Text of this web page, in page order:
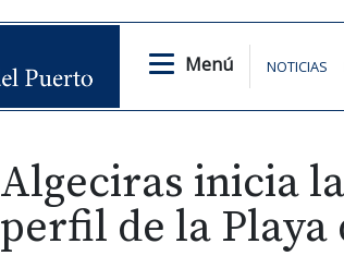
Menú NOTICIAS
Algeciras inicia
perfil de la Playa